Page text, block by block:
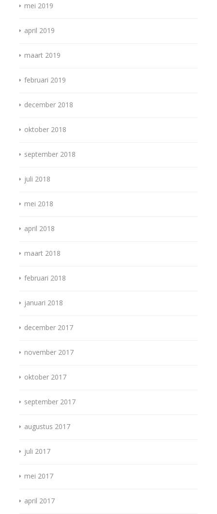
mei 2019
april 2019
maart 2019
februari 2019
december 2018
oktober 2018
september 2018
juli 2018
mei 2018
april 2018
maart 2018
februari 2018
januari 2018
december 2017
november 2017
oktober 2017
september 2017
augustus 2017
juli 2017
mei 2017
april 2017